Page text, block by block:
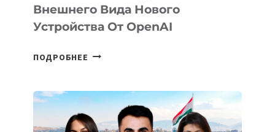
Внешнего Вида Нового
Устройства От OpenAI
ПОДРОБНЕЕ СТАЛИ
ВНЕШНЕГО
ВИДА